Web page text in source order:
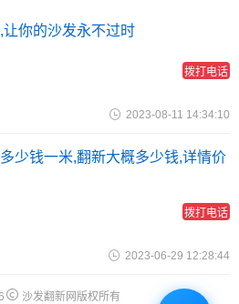
你的沙发永不过时
拨打电话
2023-08-11 14:34:10
少钱一米,翻新大概多少钱,详情价
拨打电话
2023-06-29 12:28:44
沙发翻新网版权所有